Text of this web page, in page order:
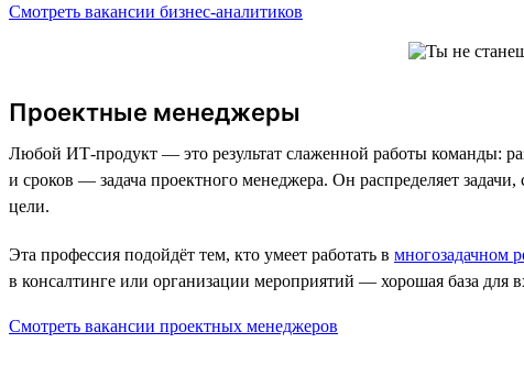
Смотреть вакансии бизнес-аналитиков
Проектные менеджеры
Любой ИТ-продукт — это результат слаженной работы команды:
и сроков — задача проектного менеджера. Он распределяет
цели.
Эта профессия подойдёт тем, кто умеет работать в многозадачном
в консалтинге или организации мероприятий — хорошая база для
Смотреть вакансии проектных менеджеров